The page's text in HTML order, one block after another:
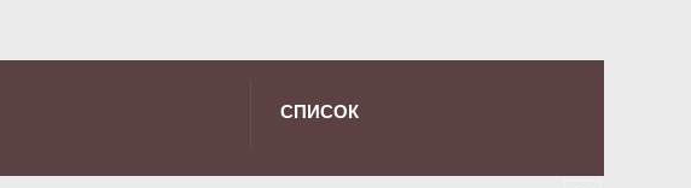
СПИСОК